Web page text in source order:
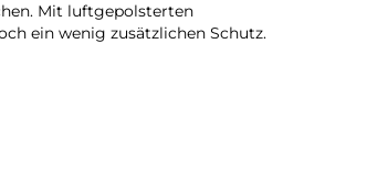
Mit luftgepolsterten
ein wenig zusätzlichen Schutz.